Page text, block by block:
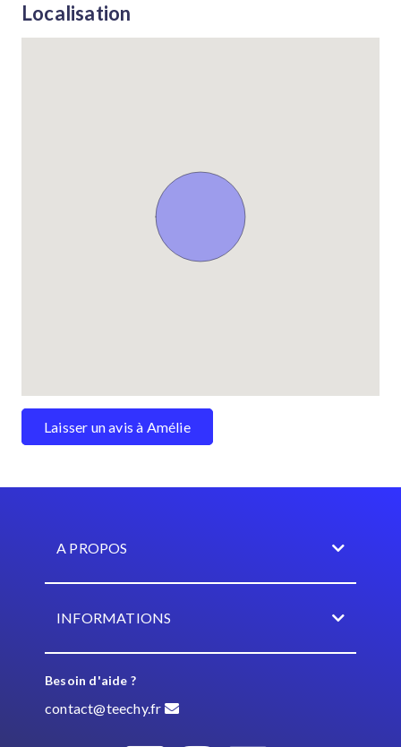
Localisation
Laisser un avis à Amélie
A PROPOS
INFORMATIONS
Besoin d'aide ?
contact@teechy.fr